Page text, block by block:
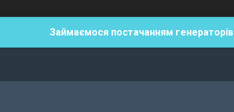
Займаємося постачанням генераторів